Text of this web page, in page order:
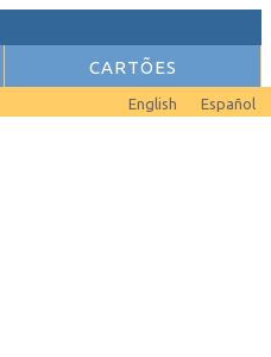
CARTÕES
Español
English